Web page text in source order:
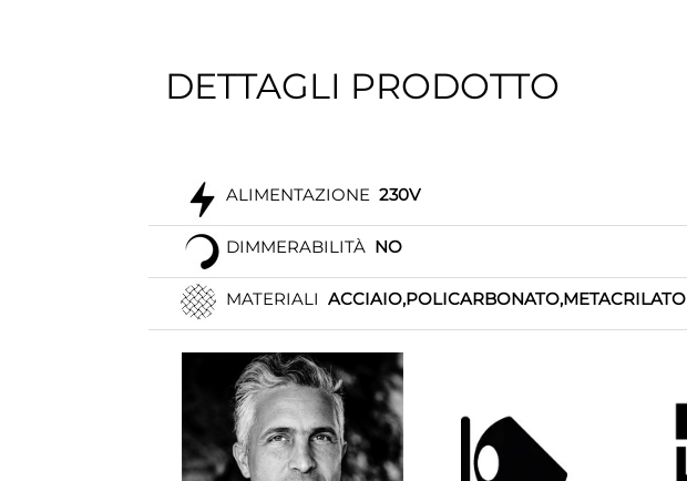
DETTAGLI PRODOTTO
ALIMENTAZIONE 230V
DIMMERABILITÀ NO
MATERIALI ACCIAIO,POLICARBONATO,METACRILATO